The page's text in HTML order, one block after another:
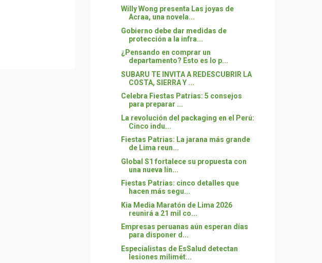
Willy Wong presenta Las joyas de
Acraa, una novela...
Gobierno debe dar medidas de
protección a la infra...
¿Pensando en comprar un
departamento? Esto es lo p...
SUBARU TE INVITA A REDESCUBRIR LA
COSTA, SIERRA Y ...
Celebra Fiestas Patrias: 5 consejos
para preparar ...
La revolución del packaging en el Perú:
Cinco indu...
Fiestas Patrias: La jarana más grande
de Lima reun...
Global S1 fortalece su propuesta con
una nueva lín...
Fiestas Patrias: cinco detalles que
hacen más segu...
Kia Media Maratón de Lima 2026
reunirá a 21 mil co...
Empresas peruanas aún esperan días
para disponer d...
Especialistas de EsSalud detectan
lesiones milimét...